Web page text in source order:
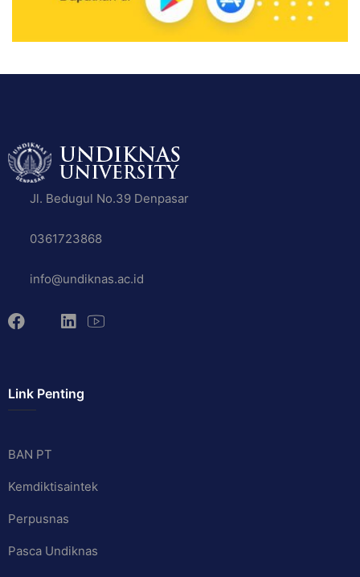
Jl. Bedugul No.39 Denpasar
0361723868
info@undiknas.ac.id
Link Penting
BAN PT
Kemdiktisaintek
Perpusnas
Pasca Undiknas